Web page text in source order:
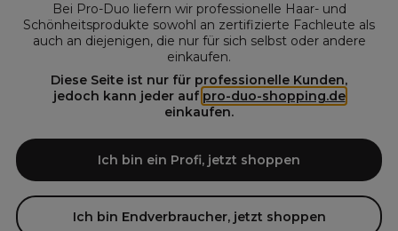
Bei Pro-Duo liefern wir professionelle Haar- und
Schönheitsprodukte sowohl an zertifizierte Fachleute als
auch an diejenigen, die nur für sich selbst oder andere
einkaufen.
Diese Seite ist nur für professionelle Kunden,
jedoch kann jeder auf pro-duo-shopping.de
einkaufen.
Ich bin ein Profi, jetzt shoppen
Ich bin Endverbraucher, jetzt shoppen
© Alle Rechte vorbehalten © Pro-Duo2026
Pro-Duo ist Ihr zuverlässiger Partner für hochwertige Produkte im
hochwertigen Produkte, von der Haarpflege über das Make-up bis hin
zu Spezialwerkzeugen, sind so konzipiert, dass sie die Erwartungen
von Friseursalons und Kosmetikstudios übertreffen. Verlassen Sie sich
auf Pro-Duo für erstklassige Qualität und zeitgemäße Lösungen.